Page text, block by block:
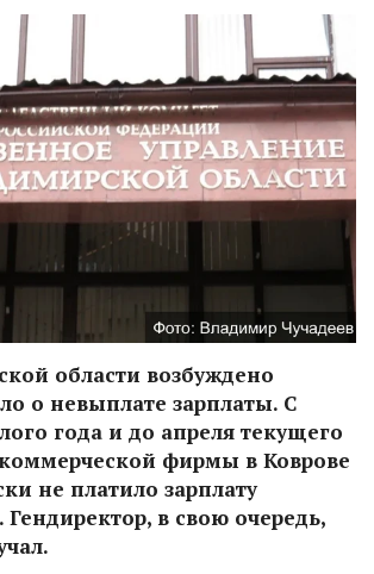
области возбуждено
о невыплате зарплаты. С
года и до апреля текущего
фирмы в Коврове
не платило зарплату
Гендиректор, в свою очередь,